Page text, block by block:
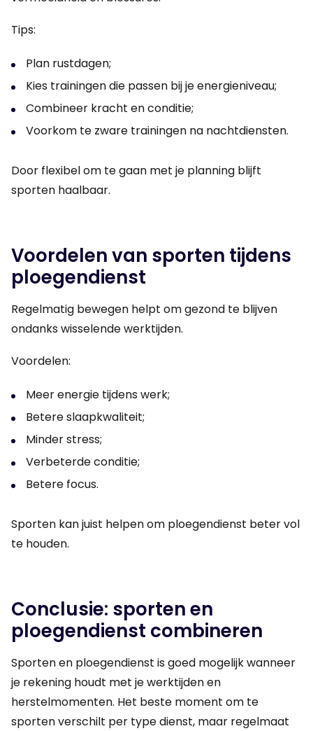
Tips:
Plan rustdagen;
Kies trainingen die passen bij je energieniveau;
Combineer kracht en conditie;
Voorkom te zware trainingen na nachtdiensten.
Door flexibel om te gaan met je planning blijft
sporten haalbaar.
Voordelen van sporten tijdens
ploegendienst
Regelmatig bewegen helpt om gezond te blijven
ondanks wisselende werktijden.
Voordelen:
Meer energie tijdens werk;
Betere slaapkwaliteit;
Minder stress;
Verbeterde conditie;
Betere focus.
Sporten kan juist helpen om ploegendienst beter vol
te houden.
Conclusie: sporten en
ploegendienst combineren
Sporten en ploegendienst is goed mogelijk wanneer
je rekening houdt met je werktijden en
herstelmomenten. Het beste moment om te
sporten verschilt per type dienst, maar regelmaat